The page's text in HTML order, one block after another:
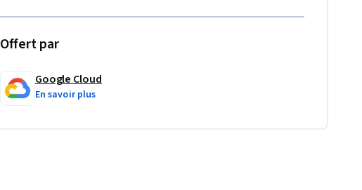
Offert par
Google Cloud
En savoir plus